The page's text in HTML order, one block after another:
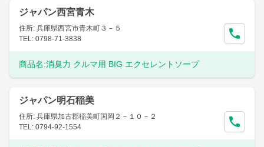
ジャパン西宮青木
住所: 兵庫県西宮市青木町３－５
TEL: 0798-71-3838
商品名:消臭力 クルマ用 BIG エクセレントソープ
ジャパン明石稲美
住所: 兵庫県加古郡稲美町国岡２－１０－２
TEL: 0794-92-1554